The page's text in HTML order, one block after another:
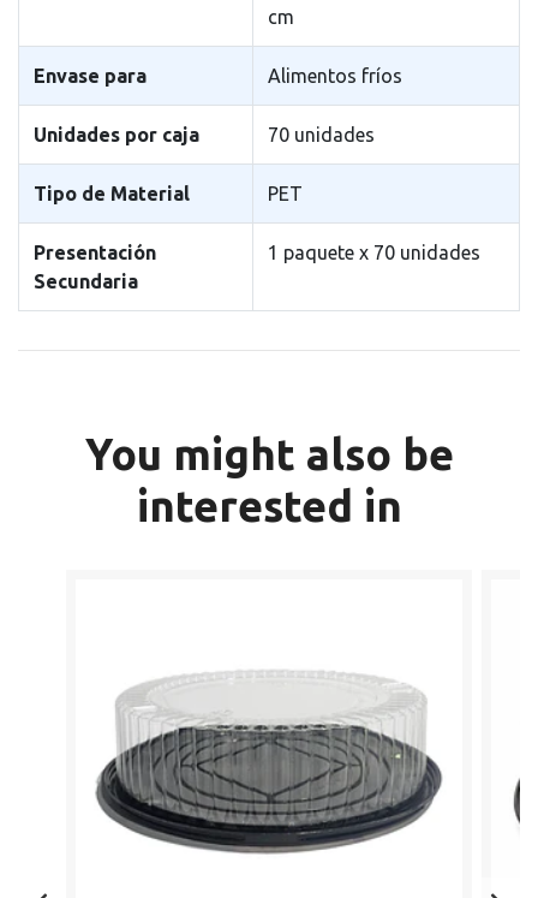
cm
Envase para Alimentos fríos
Unidades por caja 70 unidades
Tipo de Material PET
Presentación
Secundaria
1 paquete x 70 unidades
You might also be
interested in